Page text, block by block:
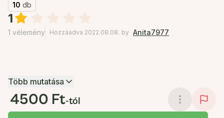
10 db
1
1 vélemény Hozzáadva 2022.08.08. by Anita7977
Több mutatása
4500 Ft-tól